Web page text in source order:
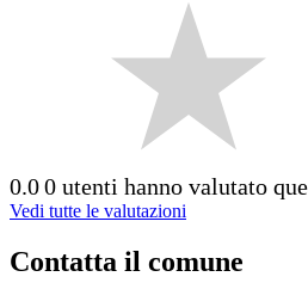
0.00 utenti hanno valutato
Vedi tutte le valutazioni
Contatta il comune